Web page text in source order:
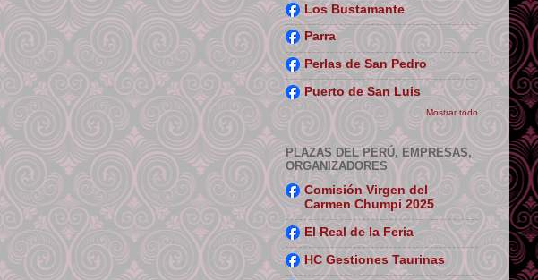
Los Bustamante
Parra
Perlas de San Pedro
Puerto de San Luis
Mostrar todo
PLAZAS DEL PERÚ, EMPRESAS,
ORGANIZADORES
Comisión Virgen del
Carmen Chumpi 2025
El Real de la Feria
HC Gestiones Taurinas